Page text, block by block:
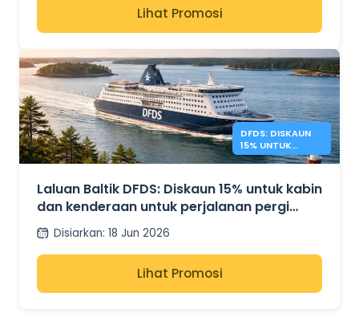
Lihat Promosi
DFDS: DISKAUN
15% UNTUK
PERJALANAN
Laluan Baltik DFDS: Diskaun 15% untuk kabin
dan kenderaan untuk perjalanan pergi
balikDisiarkan: 18 Jun 2026
Lihat Promosi